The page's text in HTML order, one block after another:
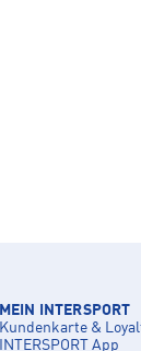
MEIN INTERSPORT
Kundenkarte &
INTERSPORT App